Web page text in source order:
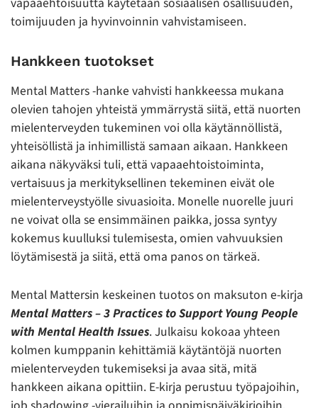
toimijuuden ja hyvinvoinnin vahvistamiseen.
Hankkeen tuotokset
Mental Matters -hanke vahvisti hankkeessa mukana
olevien tahojen yhteistä ymmärrystä siitä, että nuorten
mielenterveyden tukeminen voi olla käytännöllistä,
yhteisöllistä ja inhimillistä samaan aikaan. Hankkeen
aikana näkyväksi tuli, että vapaaehtoistoiminta,
vertaisuus ja merkityksellinen tekeminen eivät ole
mielenterveystyölle sivuasioita. Monelle nuorelle juuri
ne voivat olla se ensimmäinen paikka, jossa syntyy
kokemus kuulluksi tulemisesta, omien vahvuuksien
löytämisestä ja siitä, että oma panos on tärkeä.
Mental Mattersin keskeinen tuotos on maksuton e-kirja
Mental Matters – 3 Practices to Support Young People
with Mental Health Issues. Julkaisu kokoaa yhteen
kolmen kumppanin kehittämiä käytäntöjä nuorten
mielenterveyden tukemiseksi ja avaa sitä, mitä
hankkeen aikana opittiin. E-kirja perustuu työpajoihin,